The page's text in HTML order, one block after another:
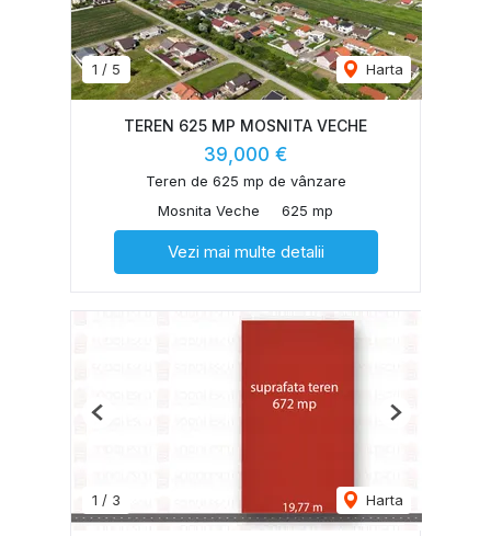
1 / 5 Harta
TEREN 625 MP MOSNITA VECHE
39,000 €
Teren de 625 mp de vânzare
Mosnita Veche
625 mp
Vezi mai multe detalii
1 / 3 Harta
Previous Next